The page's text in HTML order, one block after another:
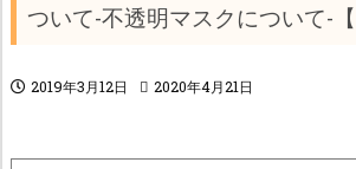
ついて-不透明マスクについて-【
2019年3月12日 2020年4月21日